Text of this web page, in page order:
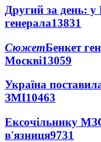
Другий за день:
генерала13831
СюжетБенкет
Москві13059
Україна
ЗМІ10463
Ексочільнику
в'язниця9731